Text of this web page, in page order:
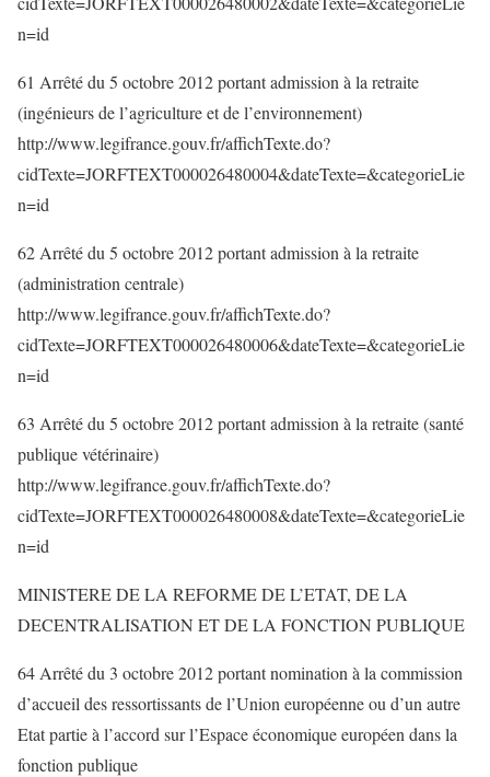
n=id
61 Arrêté du 5 octobre 2012 portant admission à la retraite
(ingénieurs de l’agriculture et de l’environnement)
http://www.legifrance.gouv.fr/affichTexte.do?
cidTexte=JORFTEXT000026480004&dateTexte=&categorieLie
n=id
62 Arrêté du 5 octobre 2012 portant admission à la retraite
(administration centrale)
http://www.legifrance.gouv.fr/affichTexte.do?
cidTexte=JORFTEXT000026480006&dateTexte=&categorieLie
n=id
63 Arrêté du 5 octobre 2012 portant admission à la retraite (santé
publique vétérinaire)
http://www.legifrance.gouv.fr/affichTexte.do?
cidTexte=JORFTEXT000026480008&dateTexte=&categorieLie
n=id
MINISTERE DE LA REFORME DE L’ETAT, DE LA
DECENTRALISATION ET DE LA FONCTION PUBLIQUE
64 Arrêté du 3 octobre 2012 portant nomination à la commission
d’accueil des ressortissants de l’Union européenne ou d’un autre
Etat partie à l’accord sur l’Espace économique européen dans la
fonction publique